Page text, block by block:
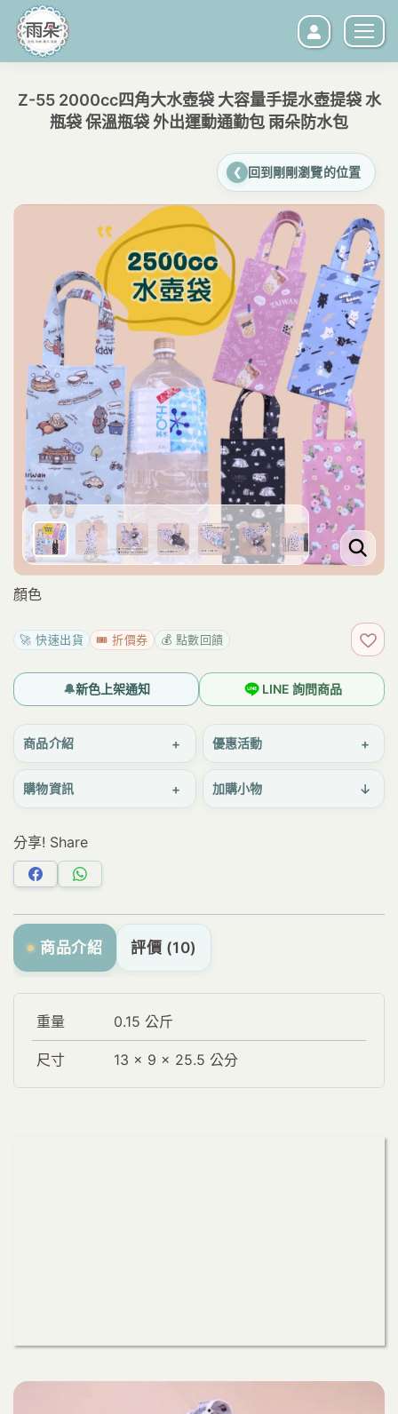
Z-55 2000cc四角大水壺袋 大容量手提水壺提袋 水
瓶袋 保溫瓶袋 外出運動通勤包 雨朵防水包
❮ 回到剛剛瀏覽的位置
顏色
🚀 快速出貨 🎟️ 折價券 💰 點數回饋 加
LINE 詢問商品
🔔新色上架通知
商品介紹 + 優惠活動 +
購物資訊 + 加購小物 ↓
分享! Share
分
享
Facebook
分
享
WhatsApp
商品介紹 評價 (10)
重量 0.15 公斤
尺寸 13 × 9 × 25.5 公分